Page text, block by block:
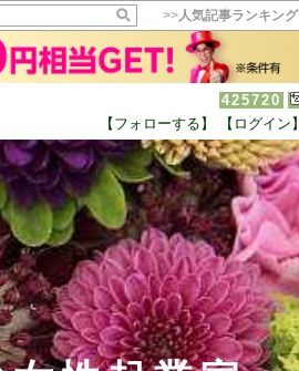
>>人気記事ランキング
425720
【フォローする】 【ログイン】